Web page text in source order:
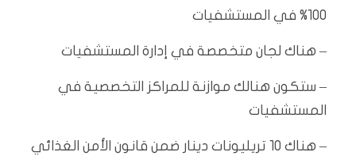
100% في المستشفيات
– هناك لجان متخصصة في إدارة المستشفيات
– ستكون هنالك موازنة للمراكز التخصصية في
المستشفيات
– هناك 10 تريليونات دينار ضمن قانون الأمن الغذائي